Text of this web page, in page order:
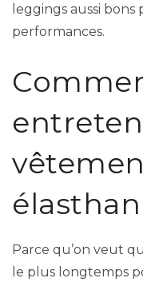
leggings aussi
performances.
Parce qu’on veut
le plus longtemps